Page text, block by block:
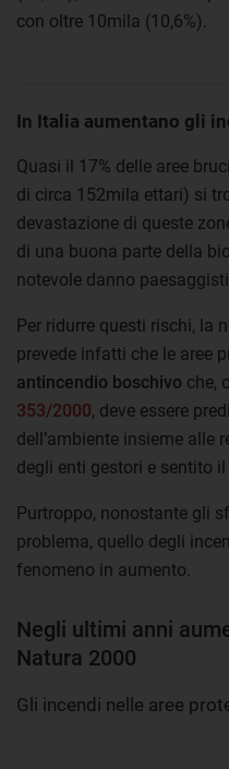
con oltre 10mila (10,6%).
In Italia aumentano gli
Quasi il 17% delle aree
di circa 152mila ettari) si
devastazione di queste
di una buona parte della
notevole danno
Per ridurre questi rischi, la
prevede infatti che le aree
antincendio boschivo che,
353/2000, deve essere
dell’ambiente insieme alle
degli enti gestori e sentito
Purtroppo, nonostante gli
problema, quello degli
fenomeno in aumento.
Negli ultimi anni
Natura 2000
Gli incendi nelle aree